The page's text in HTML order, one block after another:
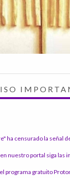
ha censurado la señal
nuestro portal siga las
programa gratuito